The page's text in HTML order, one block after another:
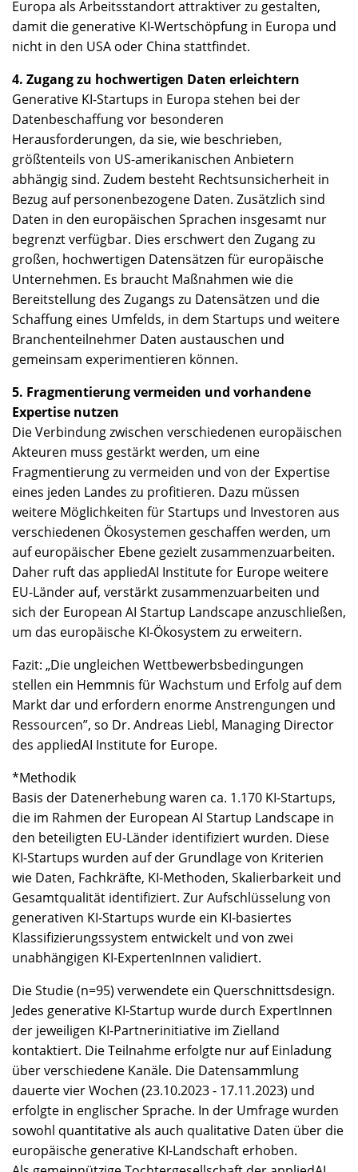
Europa als Arbeitsstandort attraktiver zu gestalten,
damit die generative KI-Wertschöpfung in Europa und
nicht in den USA oder China stattfindet.
4. Zugang zu hochwertigen Daten erleichtern
Generative KI-Startups in Europa stehen bei der
Datenbeschaffung vor besonderen
Herausforderungen, da sie, wie beschrieben,
größtenteils von US-amerikanischen Anbietern
abhängig sind. Zudem besteht Rechtsunsicherheit in
Bezug auf personenbezogene Daten. Zusätzlich sind
Daten in den europäischen Sprachen insgesamt nur
begrenzt verfügbar. Dies erschwert den Zugang zu
großen, hochwertigen Datensätzen für europäische
Unternehmen. Es braucht Maßnahmen wie die
Bereitstellung des Zugangs zu Datensätzen und die
Schaffung eines Umfelds, in dem Startups und weitere
Branchenteilnehmer Daten austauschen und
gemeinsam experimentieren können.
5. Fragmentierung vermeiden und vorhandene
Expertise nutzen
Die Verbindung zwischen verschiedenen europäischen
Akteuren muss gestärkt werden, um eine
Fragmentierung zu vermeiden und von der Expertise
eines jeden Landes zu profitieren. Dazu müssen
weitere Möglichkeiten für Startups und Investoren aus
verschiedenen Ökosystemen geschaffen werden, um
auf europäischer Ebene gezielt zusammenzuarbeiten.
Daher ruft das appliedAI Institute for Europe weitere
EU-Länder auf, verstärkt zusammenzuarbeiten und
sich der European AI Startup Landscape anzuschließen,
um das europäische KI-Ökosystem zu erweitern.
Fazit: „Die ungleichen Wettbewerbsbedingungen
stellen ein Hemmnis für Wachstum und Erfolg auf dem
Markt dar und erfordern enorme Anstrengungen und
Ressourcen”, so Dr. Andreas Liebl, Managing Director
des appliedAI Institute for Europe.
*Methodik
Basis der Datenerhebung waren ca. 1.170 KI-Startups,
die im Rahmen der European AI Startup Landscape in
den beteiligten EU-Länder identifiziert wurden. Diese
KI-Startups wurden auf der Grundlage von Kriterien
wie Daten, Fachkräfte, KI-Methoden, Skalierbarkeit und
Gesamtqualität identifiziert. Zur Aufschlüsselung von
generativen KI-Startups wurde ein KI-basiertes
Klassifizierungssystem entwickelt und von zwei
unabhängigen KI-ExpertenInnen validiert.
Die Studie (n=95) verwendete ein Querschnittsdesign.
Jedes generative KI-Startup wurde durch ExpertInnen
der jeweiligen KI-Partnerinitiative im Zielland
kontaktiert. Die Teilnahme erfolgte nur auf Einladung
über verschiedene Kanäle. Die Datensammlung
dauerte vier Wochen (23.10.2023 - 17.11.2023) und
erfolgte in englischer Sprache. In der Umfrage wurden
sowohl quantitative als auch qualitative Daten über die
europäische generative KI-Landschaft erhoben.